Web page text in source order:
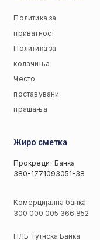
Политика за
приватност
Политика за
колачиња
Често
поставувани
прашања
Жиро сметка
Прокредит Банка
380-1771093051-38
Комерцијална банка
300 000 005 366 852
НЛБ Тутнска Банка